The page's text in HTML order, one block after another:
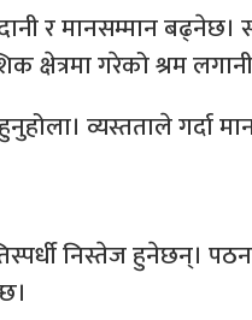
र मानसम्मान
क्षेत्रमा गरेको श्रम
व्यस्तताले गर्दा
निस्तेज हुनेछन्।